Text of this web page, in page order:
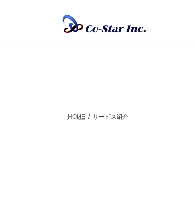
HOME サービス紹介